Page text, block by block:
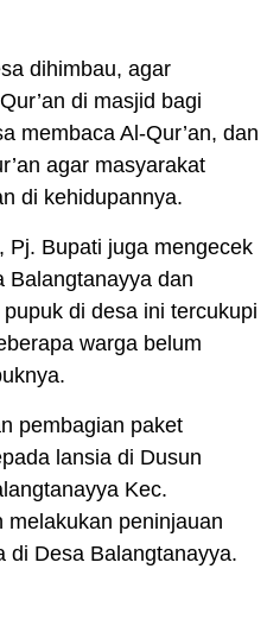
dihimbau, agar
di masjid bagi
membaca Al-Qur’an, dan
agar masyarakat
di kehidupannya.
Pj. Bupati juga mengecek
Balangtanayya dan
di desa ini tercukupi
warga belum
pembagian paket
lansia di Dusun
Kec.
melakukan peninjauan
di Desa Balangtanayya.